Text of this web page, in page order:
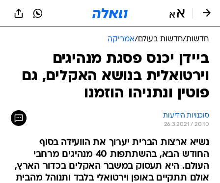
חדשות/חדשות בעולם/אמריקה
ביידן יכנס פסגת מנהיגים
וירטואלית בנושא האקלים, גם
פוטין ונתניהו הוזמנו
סוכנויות הידיעות
26.3.2021 / 20:10
נשיא ארצות הברית יערוך את הוועידה בסוף
החודש הבא, בהשתתפות 40 מנהיגים מרחבי
העולם. היא תעסוק במשבר האקלים בכדור הארץ,
אולם תתקיים באופן וירטואלי בלבד ותנוהל מהבית